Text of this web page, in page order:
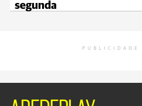
segunda
PUBLICIDADE